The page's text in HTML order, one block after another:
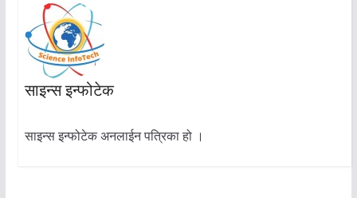
साइन्स इन्फोटेक
साइन्स इन्फोटेक अनलाईन पत्रिका हो ।